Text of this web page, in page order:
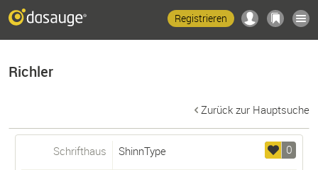
Registrieren
Richler
Zurück zur Hauptsuche
0
Schrifthaus ShinnType